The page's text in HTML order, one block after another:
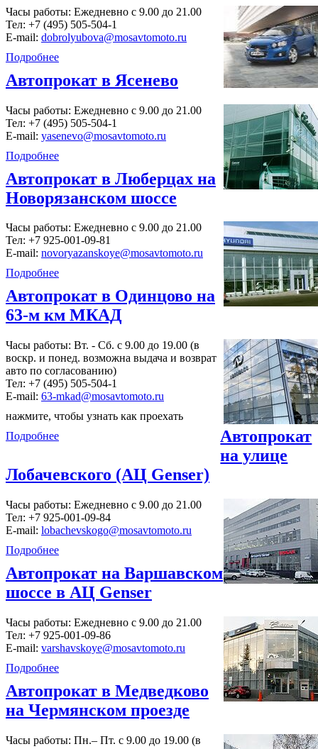
Часы работы: Ежедневно с 9.00 до 21.00
Тел: +7 (495) 505-504-1
E-mail: dobrolyubova@mosavtomoto.ru
Подробнее
Автопрокат в Ясенево
Часы работы: Ежедневно с 9.00 до 21.00
Тел: +7 (495) 505-504-1
E-mail: yasenevo@mosavtomoto.ru
Подробнее
Автопрокат в Люберцах на
Новорязанском шоссе
Часы работы: Ежедневно с 9.00 до 21.00
Тел: +7 925-001-09-81
E-mail: novoryazanskoye@mosavtomoto.ru
Подробнее
Автопрокат в Одинцово на
63-м км МКАД
Часы работы: Вт. - Сб. с 9.00 до 19.00 (в
воскр. и понед. возможна выдача и возврат
авто по согласованию)
Тел: +7 (495) 505-504-1
E-mail: 63-mkad@mosavtomoto.ru
нажмите, чтобы узнать как проехать
Подробнее
Автопрокат
на улице
Лобачевского (АЦ Genser)
Часы работы: Ежедневно с 9.00 до 21.00
Тел: +7 925-001-09-84
E-mail: lobachevskogo@mosavtomoto.ru
Подробнее
Автопрокат на Варшавском
шоссе в АЦ Genser
Часы работы: Ежедневно с 9.00 до 21.00
Тел: +7 925-001-09-86
E-mail: varshavskoye@mosavtomoto.ru
Подробнее
Автопрокат в Медведково
на Чермянском проезде
Часы работы: Пн.– Пт. с 9.00 до 19.00 (в